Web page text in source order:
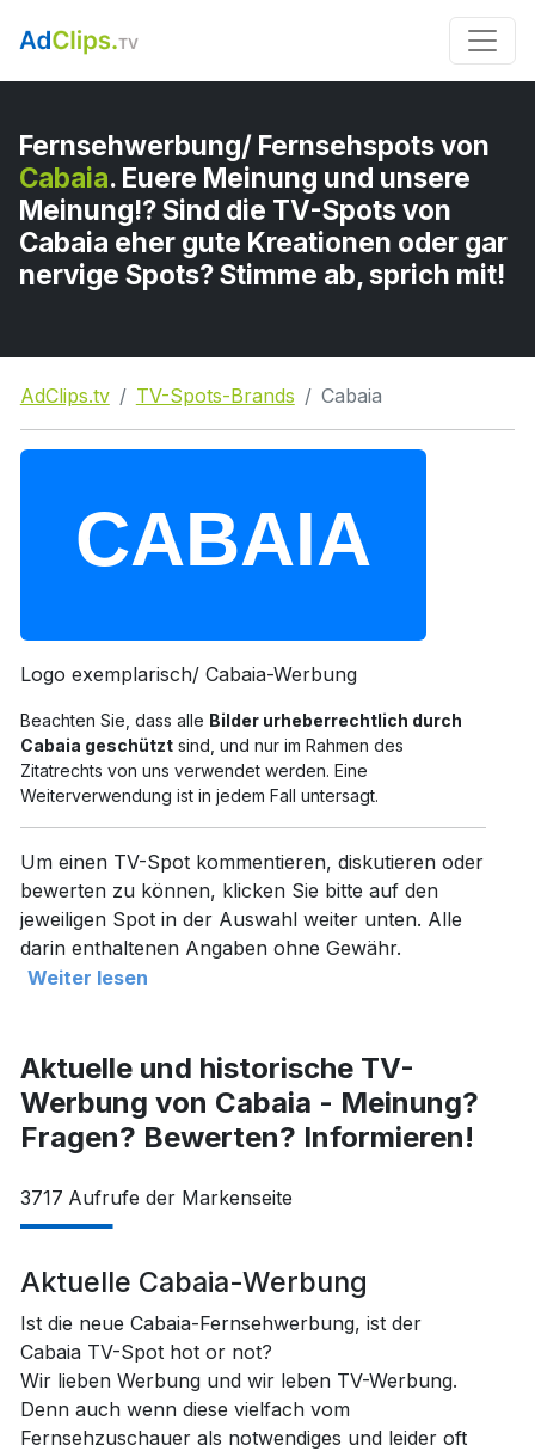
Fernsehwerbung/ Fernsehspots von
Cabaia. Euere Meinung und unsere
Meinung!? Sind die TV-Spots von
Cabaia eher gute Kreationen oder gar
nervige Spots? Stimme ab, sprich mit!
AdClips.tv TV-Spots-Brands Cabaia
Logo exemplarisch/ Cabaia-Werbung
Beachten Sie, dass alle Bilder urheberrechtlich durch
Cabaia geschütztsind, und nur im Rahmen des
Zitatrechts von uns verwendet werden. Eine
Weiterverwendung ist in jedem Fall untersagt.
Um einen TV-Spot kommentieren, diskutieren oder
bewerten zu können, klicken Sie bitte auf den
jeweiligen Spot in der Auswahl weiter unten. Alle
darin enthaltenen Angaben ohne Gewähr.
Weiter lesen
Aktuelle und historische TV-
Werbung von Cabaia - Meinung?
Fragen? Bewerten? Informieren!
3717 Aufrufe der Markenseite
Aktuelle Cabaia-Werbung
Ist die neue Cabaia-Fernsehwerbung, ist der
Cabaia TV-Spot hot or not?
Wir lieben Werbung und wir leben TV-Werbung.
Denn auch wenn diese vielfach vom
Fernsehzuschauer als notwendiges und leider oft